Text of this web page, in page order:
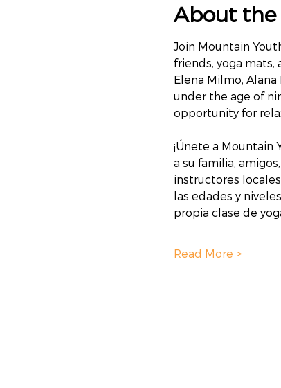
About the
Join Mountain
friends, yoga
Elena Milmo,
under the age of
opportunity for
¡Únete a Mountain
a su familia,
instructores
las edades y
propia clase de
Read More >